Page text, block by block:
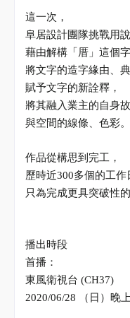
這一次，
阜居設計團隊挑戰用
藉由解構「厝」這個字
將文字的造字緣由、
賦予文字的新詮釋，
將其融入業主的自身
與空間的線條、色彩。
作品從構思到完工，
歷時近300多個的工作
只為完成更具突破性
播出時段
首播：
東風衛視台 (CH37)
2020/06/28
（日）晚上